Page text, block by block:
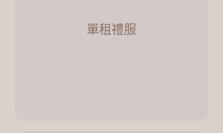
單租禮服
・在他店挑不到禮服